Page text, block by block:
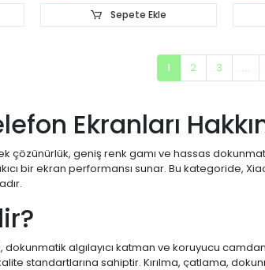
Sepete Ekle
1 2 3 ...
Ekranları
çözünürlük, geniş renk gamı ve hassas
bir ekran performansı sunar. Bu kategoride,
dokunmatik algılayıcı katman ve koruyucu
standartlarına sahiptir. Kırılma, çatlama,